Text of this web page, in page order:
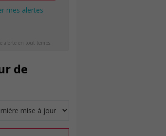
mes alertes
alerte en tout temps.
de